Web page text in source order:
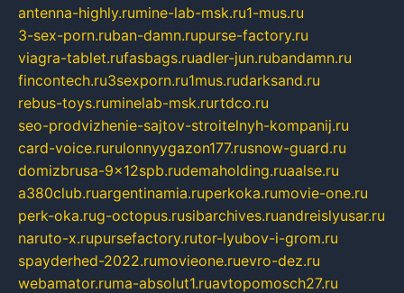
antenna-highly.rumine-lab-msk.ru1-mus.ru
3-sex-porn.ruban-damn.rupurse-factory.ru
viagra-tablet.rufasbags.ruadler-jun.rubandamn.ru
fincontech.ru3sexporn.ru1mus.rudarksand.ru
rebus-toys.ruminelab-msk.rurtdco.ru
seo-prodvizhenie-sajtov-stroitelnyh-kompanij.ru
card-voice.rurulonnyygazon177.rusnow-guard.ru
domizbrusa-9x12spb.rudemaholding.ruaalse.ru
a380club.ruargentinamia.ruperkoka.rumovie-one.ru
perk-oka.rug-octopus.rusibarchives.ruandreislyusar.ru
naruto-x.rupursefactory.rutor-lyubov-i-grom.ru
spayderhed-2022.rumovieone.ruevro-dez.ru
webamator.ruma-absolut1.ruavtopomosch27.ru